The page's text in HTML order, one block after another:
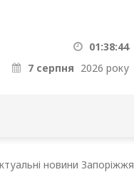
01:38:45
7 серпня 2026 року
новини